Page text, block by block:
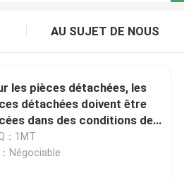
AU SUJET DE NOUS
les pièces détachées, les
détachées doivent être
dans des conditions de
suffisantes.
：1MT
Négociable